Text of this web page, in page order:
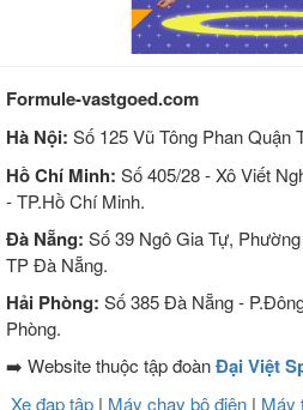
Formule-vastgoed.com
Hà Nội: Số 125 Vũ Tông Phan Quận
Hồ Chí Minh: Số 405/28 - Xô Viết
- TP.Hồ Chí Minh.
Đà Nẵng: Số 39 Ngô Gia Tự,
TP Đà Nẵng.
Hải Phòng: Số 385 Đà Nẵng -
Phòng.
➡️ Website thuộc tập đoànĐại Việt
Xe đạp tập | Máy chạy bộ điện | Máy